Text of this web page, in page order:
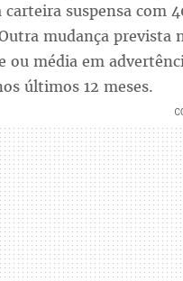
carteira suspensa com
mudança prevista
ou média em
últimos 12 meses.